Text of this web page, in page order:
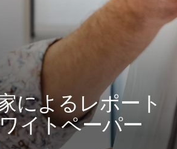
によるレポート
イトペーパー